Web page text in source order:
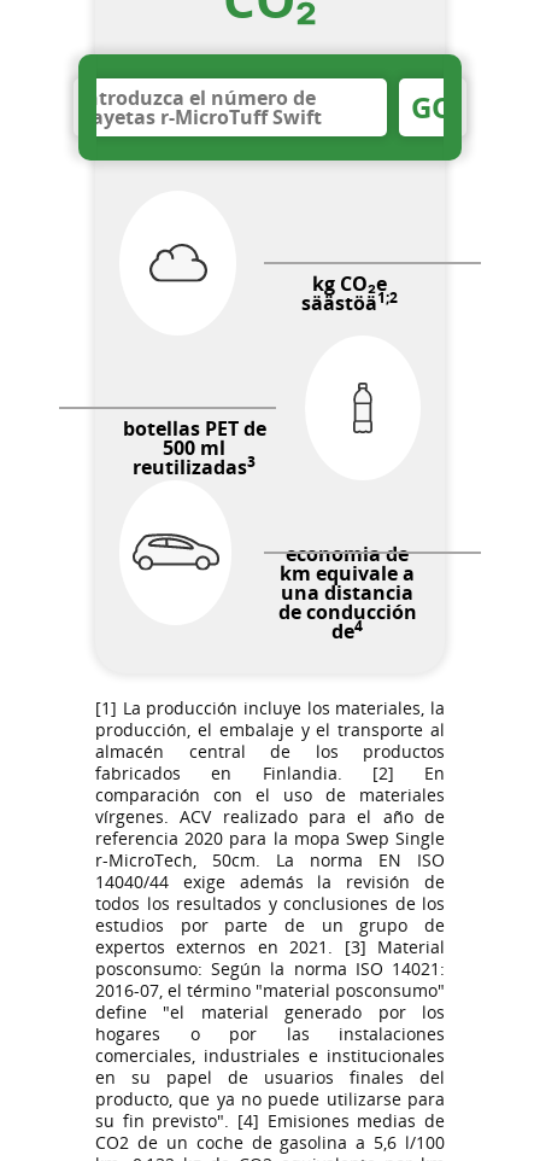
GO
kg CO₂e
säästöä1;2
botellas PET de
500 ml
reutilizadas3
economia de
km equivale a
una distancia
de conducción
de4
[1] La producción incluye los materiales, la
producción, el embalaje y el transporte al
almacén central de los productos
fabricados en Finlandia. [2] En
comparación con el uso de materiales
vírgenes. ACV realizado para el año de
referencia 2020 para la mopa Swep Single
r-MicroTech, 50cm. La norma EN ISO
14040/44 exige además la revisión de
todos los resultados y conclusiones de los
estudios por parte de un grupo de
expertos externos en 2021. [3] Material
posconsumo: Según la norma ISO 14021:
2016-07, el término "material posconsumo"
define "el material generado por los
hogares o por las instalaciones
comerciales, industriales e institucionales
en su papel de usuarios finales del
producto, que ya no puede utilizarse para
su fin previsto". [4] Emisiones medias de
CO2 de un coche de gasolina a 5,6 l/100